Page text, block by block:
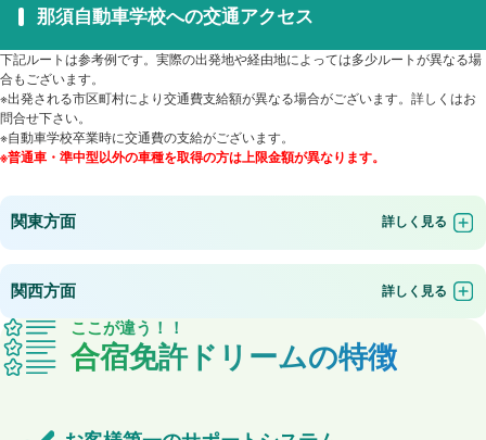
那須自動車学校への交通アクセス
下記ルートは参考例です。実際の出発地や経由地によっては多少ルートが異なる場
合もございます。
※出発される市区町村により交通費支給額が異なる場合がございます。詳しくはお
問合せ下さい。
※自動車学校卒業時に交通費の支給がございます。
※普通車・準中型以外の車種を取得の方は上限金額が異なります。
関東方面
関西方面
ここが違う！！
合宿免許ドリームの特徴